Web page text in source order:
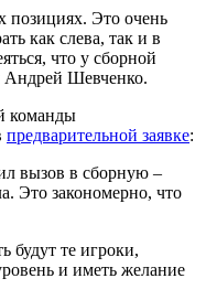
позициях. Это очень
как слева, так и в
что у сборной
Андрей Шевченко.
команды
предварительной заявке:
вызов в сборную –
Это закономерно, что
будут те игроки,
и иметь желание